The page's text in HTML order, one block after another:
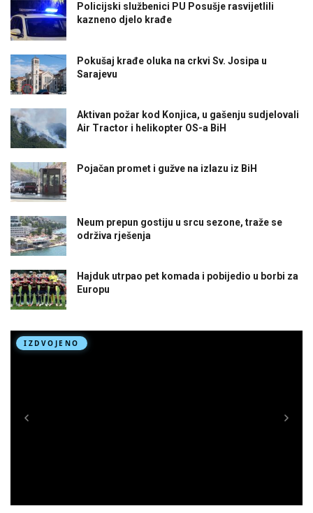
Policijski službenici PU Posušje rasvijetlili
kazneno djelo krađe
Pokušaj krađe oluka na crkvi Sv. Josipa u
Sarajevu
Aktivan požar kod Konjica, u gašenju sudjelovali
Air Tractor i helikopter OS-a BiH
Pojačan promet i gužve na izlazu iz BiH
Neum prepun gostiju u srcu sezone, traže se
održiva rješenja
Hajduk utrpao pet komada i pobijedio u borbi za
Europu